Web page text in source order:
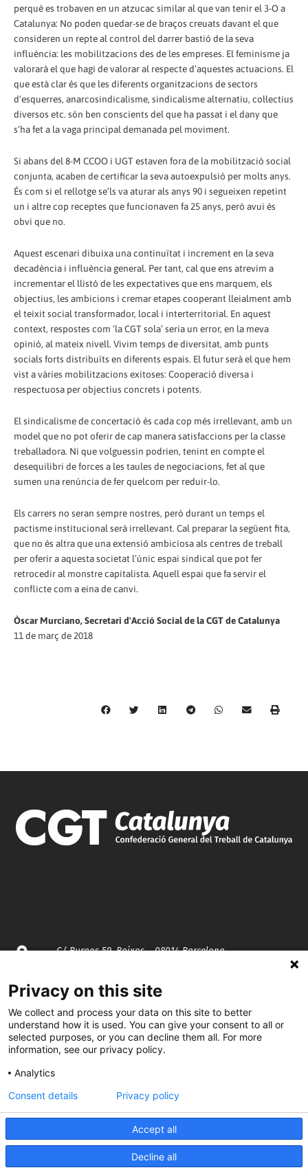
perquè es trobaven en un atzucac similar al que van tenir el 3-O a
Catalunya: No poden quedar-se de braços creuats davant el que
consideren un repte al control del darrer bastió de la seva
influència: les mobilitzacions des de les empreses. El feminisme ja
valorarà el que hagi de valorar al respecte d’aquestes actuacions. El
que està clar és que les diferents organitzacions de sectors
d’esquerres, anarcosindicalisme, sindicalisme alternatiu, col·lectius
diversos etc. són ben conscients del que ha passat i el dany que
s’ha fet a la vaga principal demanada pel moviment.
Si abans del 8-M CCOO i UGT estaven fora de la mobilització social
conjunta, acaben de certificar la seva autoexpulsió per molts anys.
És com si el rellotge se’ls va aturar als anys 90 i segueixen repetint
un i altre cop receptes que funcionaven fa 25 anys, però avui és
obvi que no.
Aquest escenari dibuixa una continuïtat i increment en la seva
decadència i influència general. Per tant, cal que ens atrevim a
incrementar el llistó de les expectatives que ens marquem, els
objectius, les ambicions i cremar etapes cooperant lleialment amb
el teixit social transformador, local i interterritorial. En aquest
context, respostes com ‘la CGT sola’ seria un error, en la meva
opinió, al mateix nivell. Vivim temps de diversitat, amb punts
socials forts distribuïts en diferents espais. El futur serà el que hem
vist a vàries mobilitzacions exitoses: Cooperació diversa i
respectuosa per objectius concrets i potents.
El sindicalisme de concertació és cada cop més irrellevant, amb un
model que no pot oferir de cap manera satisfaccions per la classe
treballadora. Ni que volguessin podrien, tenint en compte el
desequilibri de forces a les taules de negociacions, fet al que
sumen una renúncia de fer quelcom per reduir-lo.
Els carrers no seran sempre nostres, però durant un temps el
pactisme institucional serà irrellevant. Cal preparar la següent fita,
que no és altra que una extensió ambiciosa als centres de treball
per oferir a aquesta societat l’únic espai sindical que pot fer
retrocedir al monstre capitalista. Aquell espai que fa servir el
conflicte com a eina de canvi.
Òscar Murciano, Secretari d'Acció Social de la CGT de Catalunya
11 de març de 2018
C/ Burgos 59, Baixos – 08014 Barcelona
spccc@spcgtcatalunya.cat
935 120 481
CGTCatalunya
cgtcatalunya
Privacy on this site
We collect and process your data on this site to better
understand how it is used. You can give your consent to all or
selected purposes, or you can decline them all. For more
information, see our privacy policy.
Analytics
Accept all
Decline all
Consent details Privacy policy